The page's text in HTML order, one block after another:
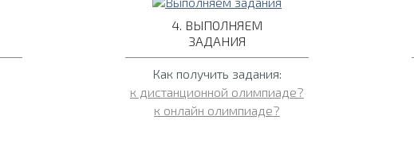
4. ВЫПОЛНЯЕМ
ЗАДАНИЯ
Как получить задания:
к дистанционной олимпиаде?
к онлайн олимпиаде?